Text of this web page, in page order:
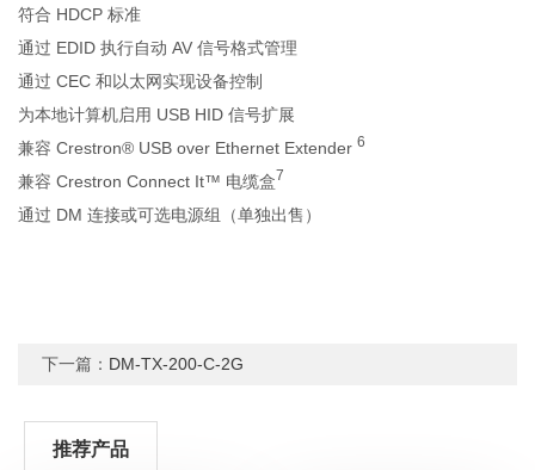
符合 HDCP 标准
通过 EDID 执行自动 AV 信号格式管理
通过 CEC 和以太网实现设备控制
为本地计算机启用 USB HID 信号扩展
兼容 Crestron® USB over Ethernet Extender6
兼容 Crestron Connect It™ 电缆盒7
通过 DM 连接或可选电源组（单独出售）
下一篇： DM-TX-200-C-2G
推荐产品